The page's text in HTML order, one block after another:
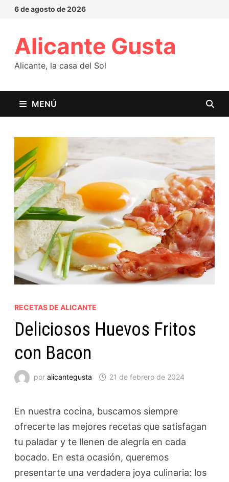
6 de agosto de 2026
Alicante Gusta
Alicante, la casa del Sol
MENÚ
RECETAS DE ALICANTE
Deliciosos Huevos Fritos
con Bacon
por alicantegusta 21 de febrero de 2024
En nuestra cocina, buscamos siempre
ofrecerte las mejores recetas que satisfagan
tu paladar y te llenen de alegría en cada
bocado. En esta ocasión, queremos
presentarte una verdadera joya culinaria: los